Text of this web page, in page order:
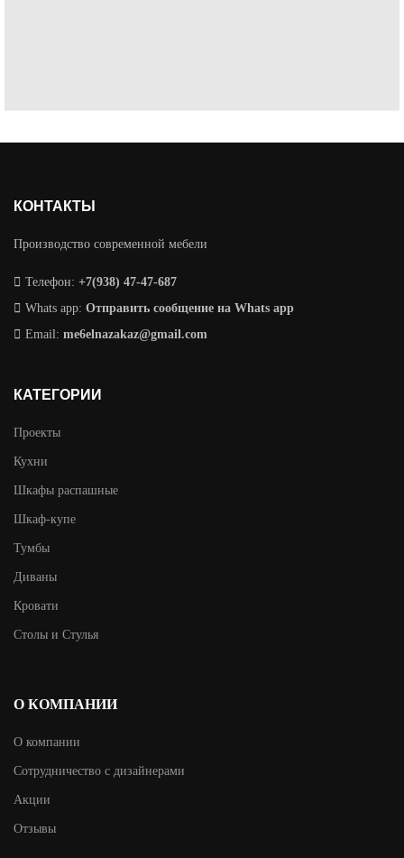
КОНТАКТЫ
Производство современной мебели
Телефон: +7(938) 47-47-687
Whats app: Отправить сообщение на Whats app
Email: me6elnazakaz@gmail.com
КАТЕГОРИИ
Проекты
Кухни
Шкафы распашные
Шкаф-купе
Тумбы
Диваны
Кровати
Столы и Стулья
О КОМПАНИИ
О компании
Сотрудничество с дизайнерами
Акции
Отзывы